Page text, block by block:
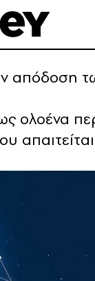
απόδοση
ολοένα